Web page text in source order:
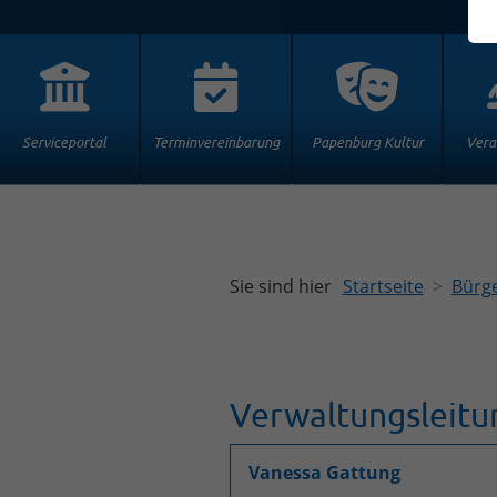
Serviceportal Terminvereinbarung Papenburg Kultur
Sie sind hier Startseite
Vanessa Gattung